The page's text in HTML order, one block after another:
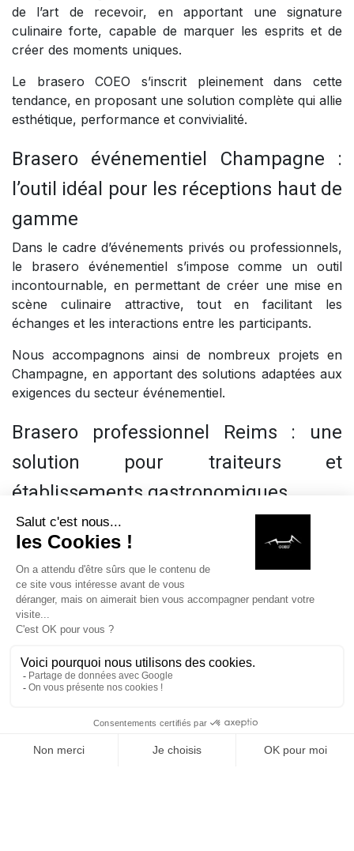
MAISON BOUTIQUE RECHERCHE LISTE DE SOUHAITS
de l’art de recevoir, en apportant une signature
culinaire forte, capable de marquer les esprits et de
créer des moments uniques.
Le brasero COEO s’inscrit pleinement dans cette
tendance, en proposant une solution complète qui allie
esthétique, performance et convivialité.
Brasero événementiel Champagne :
l’outil idéal pour les réceptions haut de
gamme
Dans le cadre d’événements privés ou professionnels,
le brasero événementiel s’impose comme un outil
incontournable, en permettant de créer une mise en
scène culinaire attractive, tout en facilitant les
échanges et les interactions entre les participants.
Nous accompagnons ainsi de nombreux projets en
Champagne, en apportant des solutions adaptées aux
exigences du secteur événementiel.
Brasero professionnel Reims : une
solution pour traiteurs et
établissements gastronomiques
Enfin, nous constatons que le brasero professionnel
trouve toute sa place dans les établissements
offrant une solution à la fois pratique, performante et
différenciante.
COEO à Reims : déjà de nombreux
clients équipés
Notre présence à Reims est aujourd’hui concrète,